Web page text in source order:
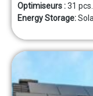
Optimiseurs :31
Energy Storage: